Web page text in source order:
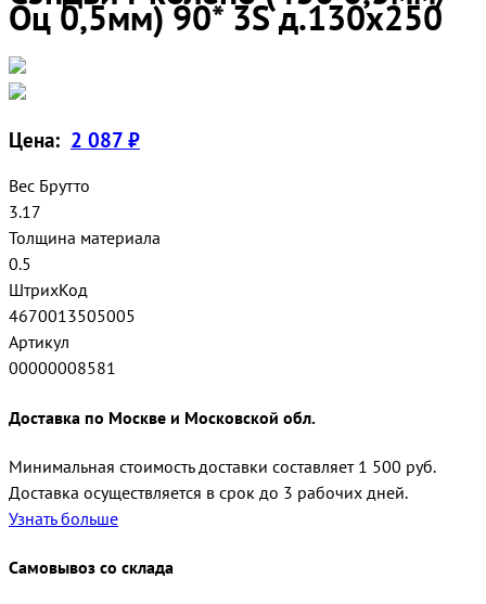
Оц 0,5мм) 90* 3S д.130х250
Цена: 2 087 ₽
Вес Брутто
3.17
Толщина материала
0.5
ШтрихКод
4670013505005
Артикул
00000008581
Доставка по Москве и Московской обл.
Минимальная стоимость доставки составляет 1 500 руб.
Доставка осуществляется в срок до 3 рабочих дней.
Узнать больше
Самовывоз со склада